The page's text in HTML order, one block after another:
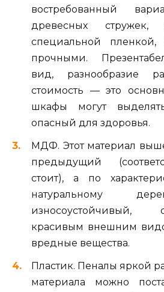
востребованный
древесных стружек,
специальной пленкой,
прочными.
вид, разнообразие
стоимость — это
шкафы могут
опасный для здоровья.
МДФ. Этот материал
предыдущий
стоит), а по
натуральному
износоустойчивый,
красивым внешним
вредные вещества.
Пластик. Пеналы яркой
материала можно